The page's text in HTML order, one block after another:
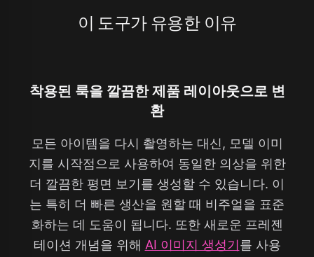
이 도구가 유용한 이유
착용된 룩을 깔끔한 제품 레이아웃으로 변
환
모든 아이템을 다시 촬영하는 대신, 모델 이미
지를 시작점으로 사용하여 동일한 의상을 위한
더 깔끔한 평면 보기를 생성할 수 있습니다. 이
는 특히 더 빠른 생산을 원할 때 비주얼을 표준
화하는 데 도움이 됩니다. 또한 새로운 프레젠
테이션 개념을 위해 AI 이미지 생성기를 사용